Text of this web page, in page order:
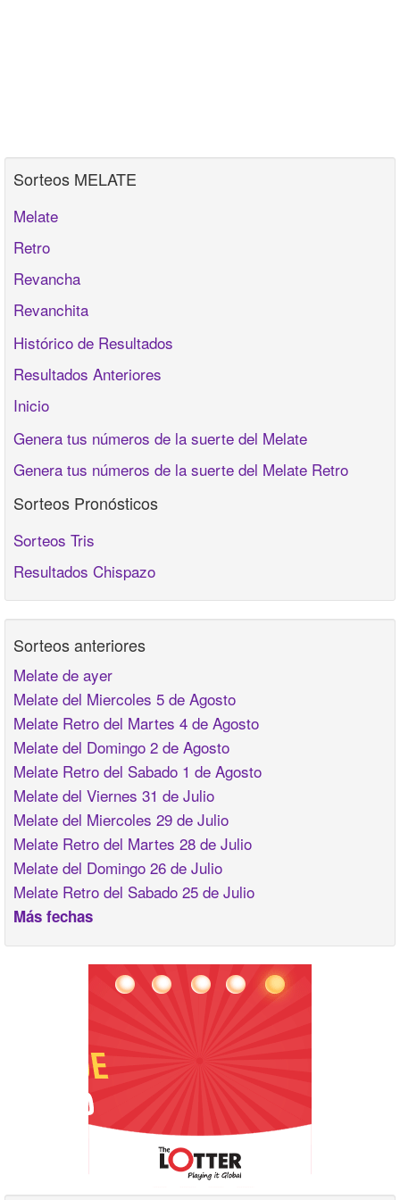
Sorteos MELATE
Melate
Retro
Revancha
Revanchita
Histórico de Resultados
Resultados Anteriores
Inicio
Genera tus números de la suerte del Melate
Genera tus números de la suerte del Melate Retro
Sorteos Pronósticos
Sorteos Tris
Resultados Chispazo
Sorteos anteriores
Melate de ayer
Melate del Miercoles 5 de Agosto
Melate Retro del Martes 4 de Agosto
Melate del Domingo 2 de Agosto
Melate Retro del Sabado 1 de Agosto
Melate del Viernes 31 de Julio
Melate del Miercoles 29 de Julio
Melate Retro del Martes 28 de Julio
Melate del Domingo 26 de Julio
Melate Retro del Sabado 25 de Julio
Más fechas